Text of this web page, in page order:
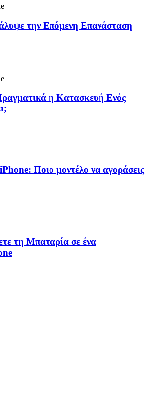
την Επόμενη Επανάσταση
η Κατασκευή Ενός
Ποιο μοντέλο να αγοράσεις
τη Μπαταρία σε ένα